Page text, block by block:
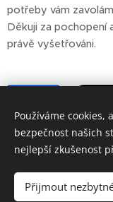
potřeby vám
Děkuji za pochopení
právě vyšetřováni.
Používáme cookies,
bezpečnost našich
nejlepší zkušenost
Přijmout